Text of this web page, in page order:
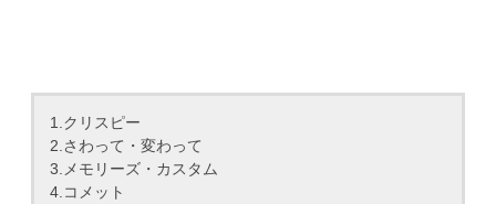
1.クリスピー
2.さわって・変わって
3.メモリーズ・カスタム
4.コメット